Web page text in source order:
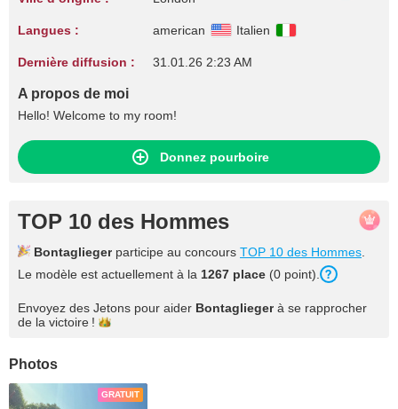
Langues : american Italien
Dernière diffusion : 31.01.26 2:23 AM
A propos de moi
Hello! Welcome to my room!
Donnez pourboire
TOP 10 des Hommes
Bontaglieger participe au concours TOP 10 des Hommes
Le modèle est actuellement à la 1267 place (0 point).
Envoyez des Jetons pour aider Bontaglieger à se rapprocher
de la victoire !
Photos
GRATUIT